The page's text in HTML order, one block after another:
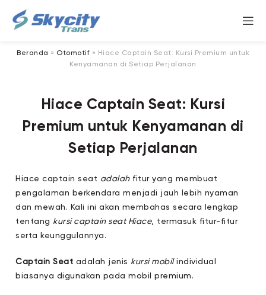
Beranda » Otomotif » Hiace Captain Seat: Kursi Premium untuk
Kenyamanan di Setiap Perjalanan
Hiace Captain Seat: Kursi
Premium untuk Kenyamanan di
Setiap Perjalanan
Hiace captain seat adalahfitur yang membuat
pengalaman berkendara menjadi jauh lebih nyaman
dan mewah. Kali ini akan membahas secara lengkap
tentang kursi captain seat Hiace, termasuk fitur-fitur
serta keunggulannya.
Captain Seat adalah jenis kursi mobilindividual
biasanya digunakan pada mobil premium.